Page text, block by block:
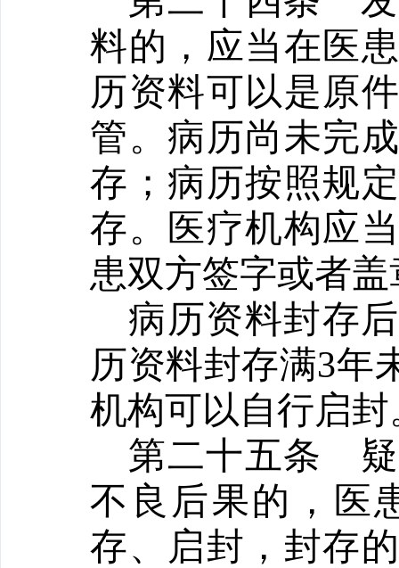
料的，应当在医
历资料可以是原
管。病历尚未完
存；病历按照规
存。医疗机构应
患双方签字或者
病历资料封存
历资料封存满3年
机构可以自行启封
第二十五条
不良后果的，医
存、启封，封存